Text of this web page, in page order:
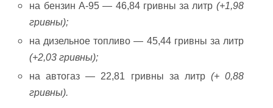
на бензин А-95 — 46,84 гривны за литр (+1,98
гривны);
на дизельное топливо — 45,44 гривны за литр
(+2,03 гривны);
на автогаз — 22,81 гривны за литр(+ 0,88
гривны).